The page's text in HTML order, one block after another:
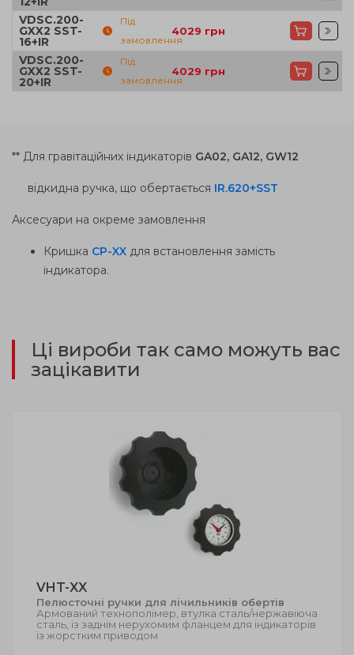
VDSC.200-
GXX2 SST-
16+IR
Під
замовлення
4029 грн
VDSC.200-
GXX2 SST-
20+IR
Під
замовлення
4029 грн
** Для гравітаційних індикаторів GA02, GA12, GW12
відкидна ручка, що обертається IR.620+SST
Аксесуари на окреме замовлення
Кришка CP-XX для встановлення замість
індикатора.
Ці вироби так само можуть вас
зацікавити
VHT-XX
Пелюсточні ручки для лічильників обертів
Армований технополімер, втулка сталь/нержавіюча
сталь, із заднім нерухомим фланцем для індикаторів
із жорстким приводом